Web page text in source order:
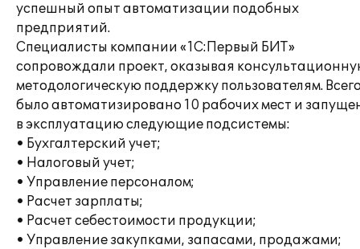
успешный опыт автоматизации подобных
предприятий.
Специалисты компании «1С:Первый БИТ»
сопровождали проект, оказывая
методологическую поддержку пользователям.
было автоматизировано 10 рабочих мест и
в эксплуатацию следующие подсистемы:
• Бухгалтерский учет;
• Налоговый учет;
• Управление персоналом;
• Расчет зарплаты;
• Расчет себестоимости продукции;
• Управление закупками, запасами, продажами;